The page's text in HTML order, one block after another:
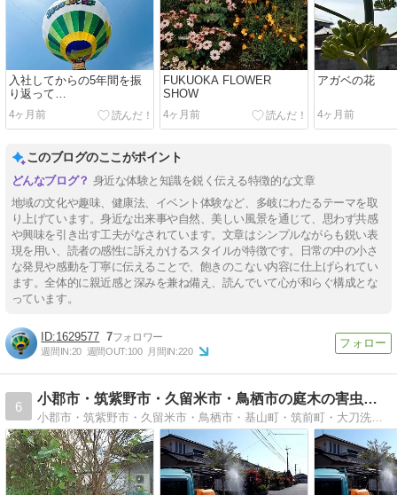
入社してからの5年間を振
り返って…
4ヶ月前
FUKUOKA FLOWER
SHOW
4ヶ月前
アガベの花
4ヶ月前
このブログのここがポイント
身近な体験と知識を鋭く伝える特徴的な文章
地域の文化や趣味、健康法、イベント体験など、多岐にわたるテーマを取
り上げています。身近な出来事や自然、美しい風景を通じて、思わず共感
や興味を引き出す工夫がなされています。文章はシンプルながらも鋭い表
現を用い、読者の感性に訴えかけるスタイルが特徴です。日常の中の小さ
な発見や感動を丁寧に伝えることで、飽きのこない内容に仕上げられてい
ます。全体的に親近感と深みを兼ね備え、読んでいて心が和らぐ構成とな
っています。
1629577 7
週間IN:20 週間OUT:100 月間IN:220
6
小郡市・筑紫野市・久留米市・鳥栖市の庭木の害虫駆除専門店
小郡市・筑紫野市・久留米市・鳥栖市・基山町・筑前町・大刀洗町でイラガ・チャドクガ等の毛虫や害虫を消毒・駆除しています。植木やバラ等花木の病気の消毒も対応します。